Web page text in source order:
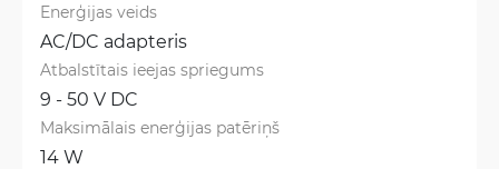
Enerģijas veids
AC/DC adapteris
Atbalstītais ieejas spriegums
9 - 50 V DC
Maksimālais enerģijas patēriņš
14 W